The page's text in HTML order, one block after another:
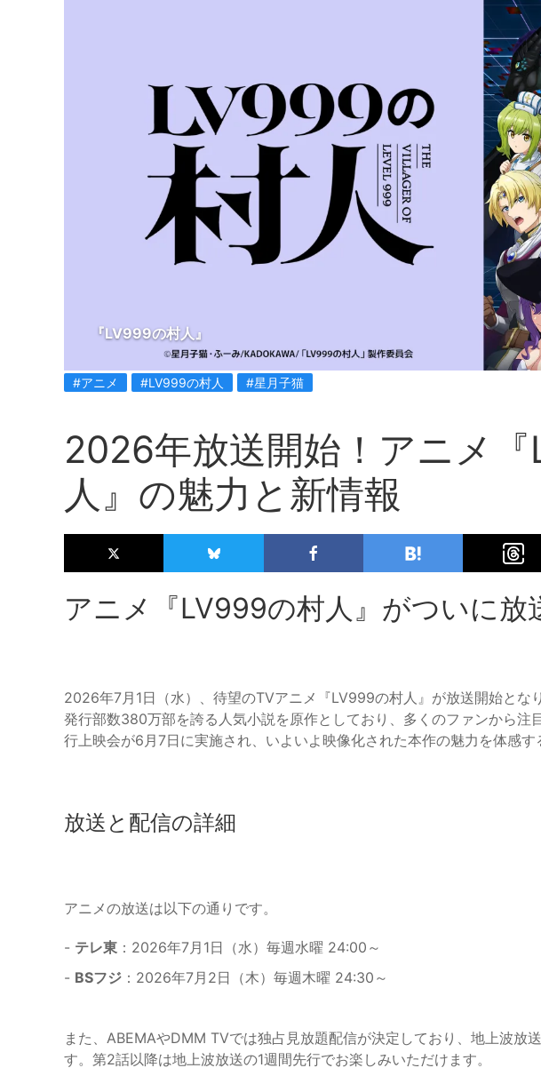
『LV999の村人』
#アニメ #LV999の村人 #星月子猫
2026年放送開始！アニメ
人』の魅力と新情報
アニメ『LV999の村人』がついに放
2026年7月1日（水）、待望のTVアニメ『LV999の村人』が放送開始とな
発行部数380万部を誇る人気小説を原作としており、多くのファンから注
行上映会が6月7日に実施され、いよいよ映像化された本作の魅力を体感す
放送と配信の詳細
アニメの放送は以下の通りです。
- テレ東 ：2026年7月1日（水）毎週水曜 24:00～
- BSフジ ：2026年7月2日（木）毎週木曜 24:30～
また、ABEMAやDMM TVでは独占見放題配信が決定しており、地上波放
す。第2話以降は地上波放送の1週間先行でお楽しみいただけます。